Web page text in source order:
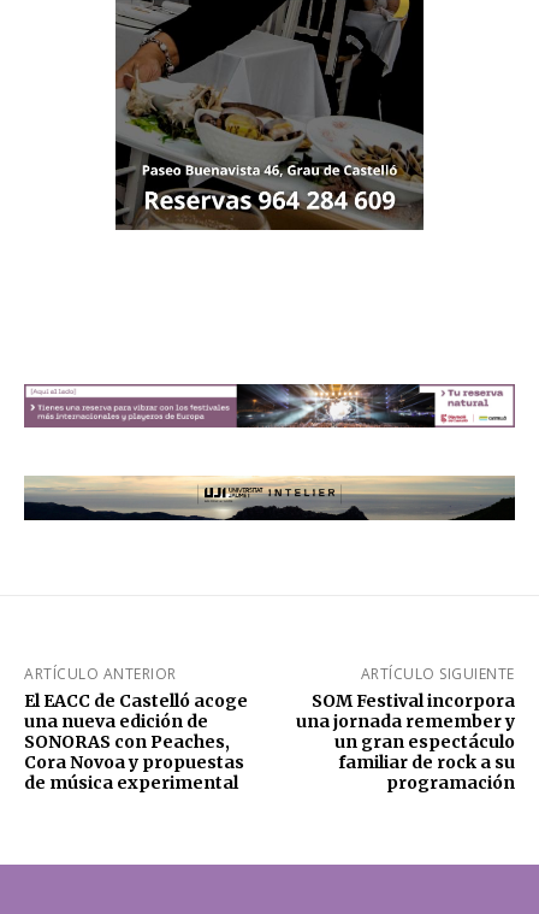
ARTÍCULO ANTERIOR
El EACC de Castelló acoge
una nueva edición de
SONORAS con Peaches,
Cora Novoa y propuestas
de música experimental
ARTÍCULO SIGUIENTE
SOM Festival incorpora
una jornada remember y
un gran espectáculo
familiar de rock a su
programación